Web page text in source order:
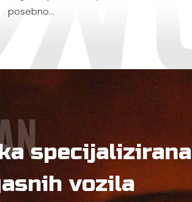
posebno...
vozila